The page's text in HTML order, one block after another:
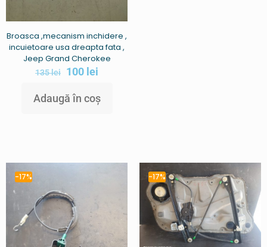
Broasca ,mecanism inchidere ,
incuietoare usa dreapta fata ,
Jeep Grand Cherokee
135lei 100 lei
Adaugă în coș
-17% -17%